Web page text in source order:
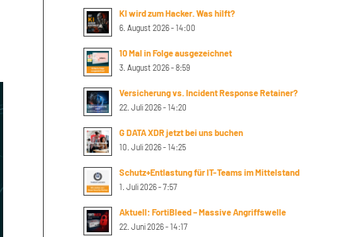
KI wird zum Hacker. Was hilft?
6. August 2026 - 14:00
10 Mal in Folge ausgezeichnet
3. August 2026 - 8:59
Versicherung vs. Incident Response Retainer?
22. Juli 2026 - 14:20
G DATA XDR jetzt bei uns buchen
10. Juli 2026 - 14:25
Schutz+Entlastung für IT-Teams im Mittelstand
1. Juli 2026 - 7:57
Aktuell: FortiBleed – Massive Angriffswelle
22. Juni 2026 - 14:17